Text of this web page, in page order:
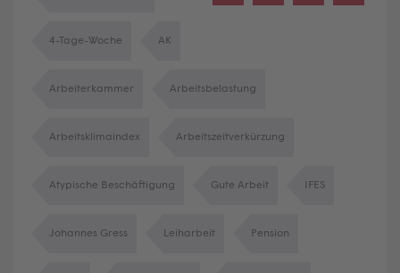
4-Tage-Woche AK
Arbeiterkammer Arbeitsbelastung
Arbeitsklimaindex Arbeitszeitverkürzung
Atypische Beschäftigung Gute Arbeit IFES
Johannes Gress Leiharbeit Pension